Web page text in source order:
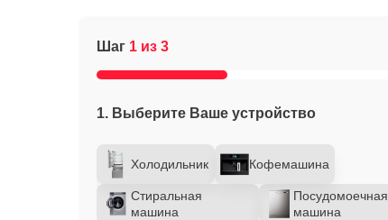
Шаг 1 из 3
1. Выберите Ваше устройство
Холодильник Кофемашина
Стиральная
машина
Посудомоечная
машина